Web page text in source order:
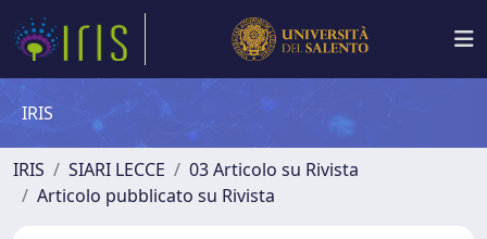
IRIS
IRIS SIARI LECCE
03 Articolo su Rivista
Articolo pubblicato su Rivista